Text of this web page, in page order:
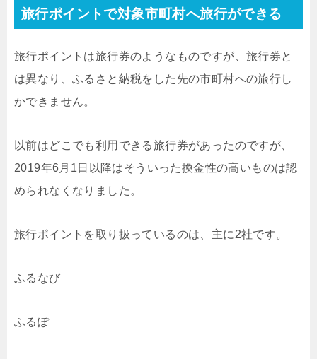
旅行ポイントで対象市町村へ旅行ができる
旅行ポイントは旅行券のようなものですが、旅行券と
は異なり、ふるさと納税をした先の市町村への旅行し
かできません。
以前はどこでも利用できる旅行券があったのですが、
2019年6月1日以降はそういった換金性の高いものは認
められなくなりました。
旅行ポイントを取り扱っているのは、主に2社です。
ふるなび
ふるぽ